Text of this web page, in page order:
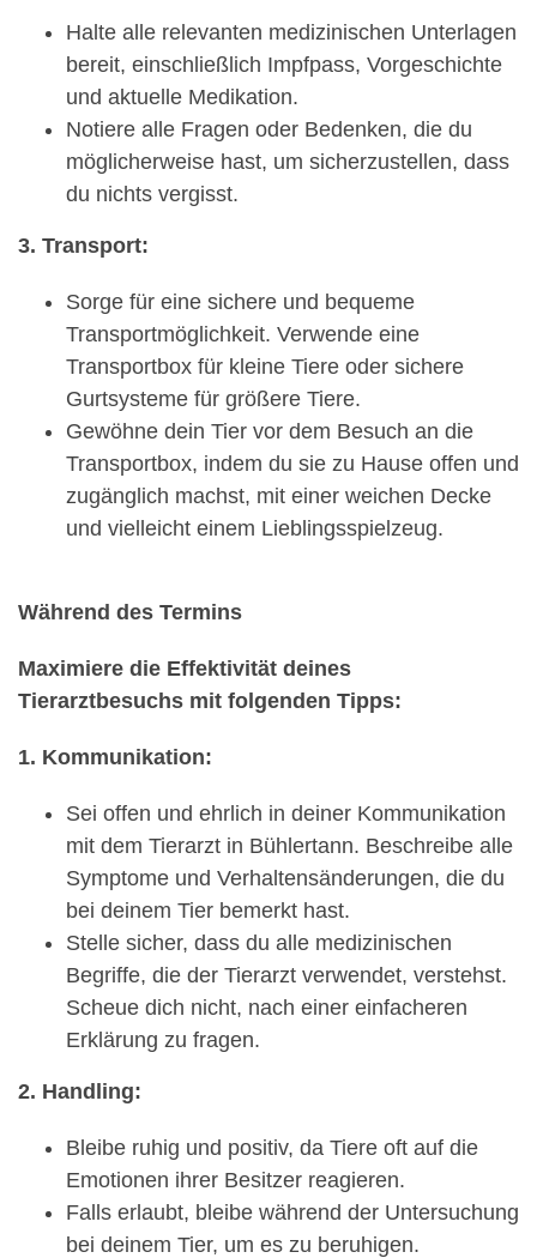
Halte alle relevanten medizinischen Unterlagen
bereit, einschließlich Impfpass, Vorgeschichte
und aktuelle Medikation.
Notiere alle Fragen oder Bedenken, die du
möglicherweise hast, um sicherzustellen, dass
du nichts vergisst.
3. Transport:
Sorge für eine sichere und bequeme
Transportmöglichkeit. Verwende eine
Transportbox für kleine Tiere oder sichere
Gurtsysteme für größere Tiere.
Gewöhne dein Tier vor dem Besuch an die
Transportbox, indem du sie zu Hause offen und
zugänglich machst, mit einer weichen Decke
und vielleicht einem Lieblingsspielzeug.
Während des Termins
Maximiere die Effektivität deines
Tierarztbesuchs mit folgenden Tipps:
1. Kommunikation:
Sei offen und ehrlich in deiner Kommunikation
mit dem Tierarzt in Bühlertann. Beschreibe alle
Symptome und Verhaltensänderungen, die du
bei deinem Tier bemerkt hast.
Stelle sicher, dass du alle medizinischen
Begriffe, die der Tierarzt verwendet, verstehst.
Scheue dich nicht, nach einer einfacheren
Erklärung zu fragen.
2. Handling:
Bleibe ruhig und positiv, da Tiere oft auf die
Emotionen ihrer Besitzer reagieren.
Falls erlaubt, bleibe während der Untersuchung
bei deinem Tier, um es zu beruhigen.